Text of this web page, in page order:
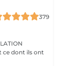
379
ce dont ils ont